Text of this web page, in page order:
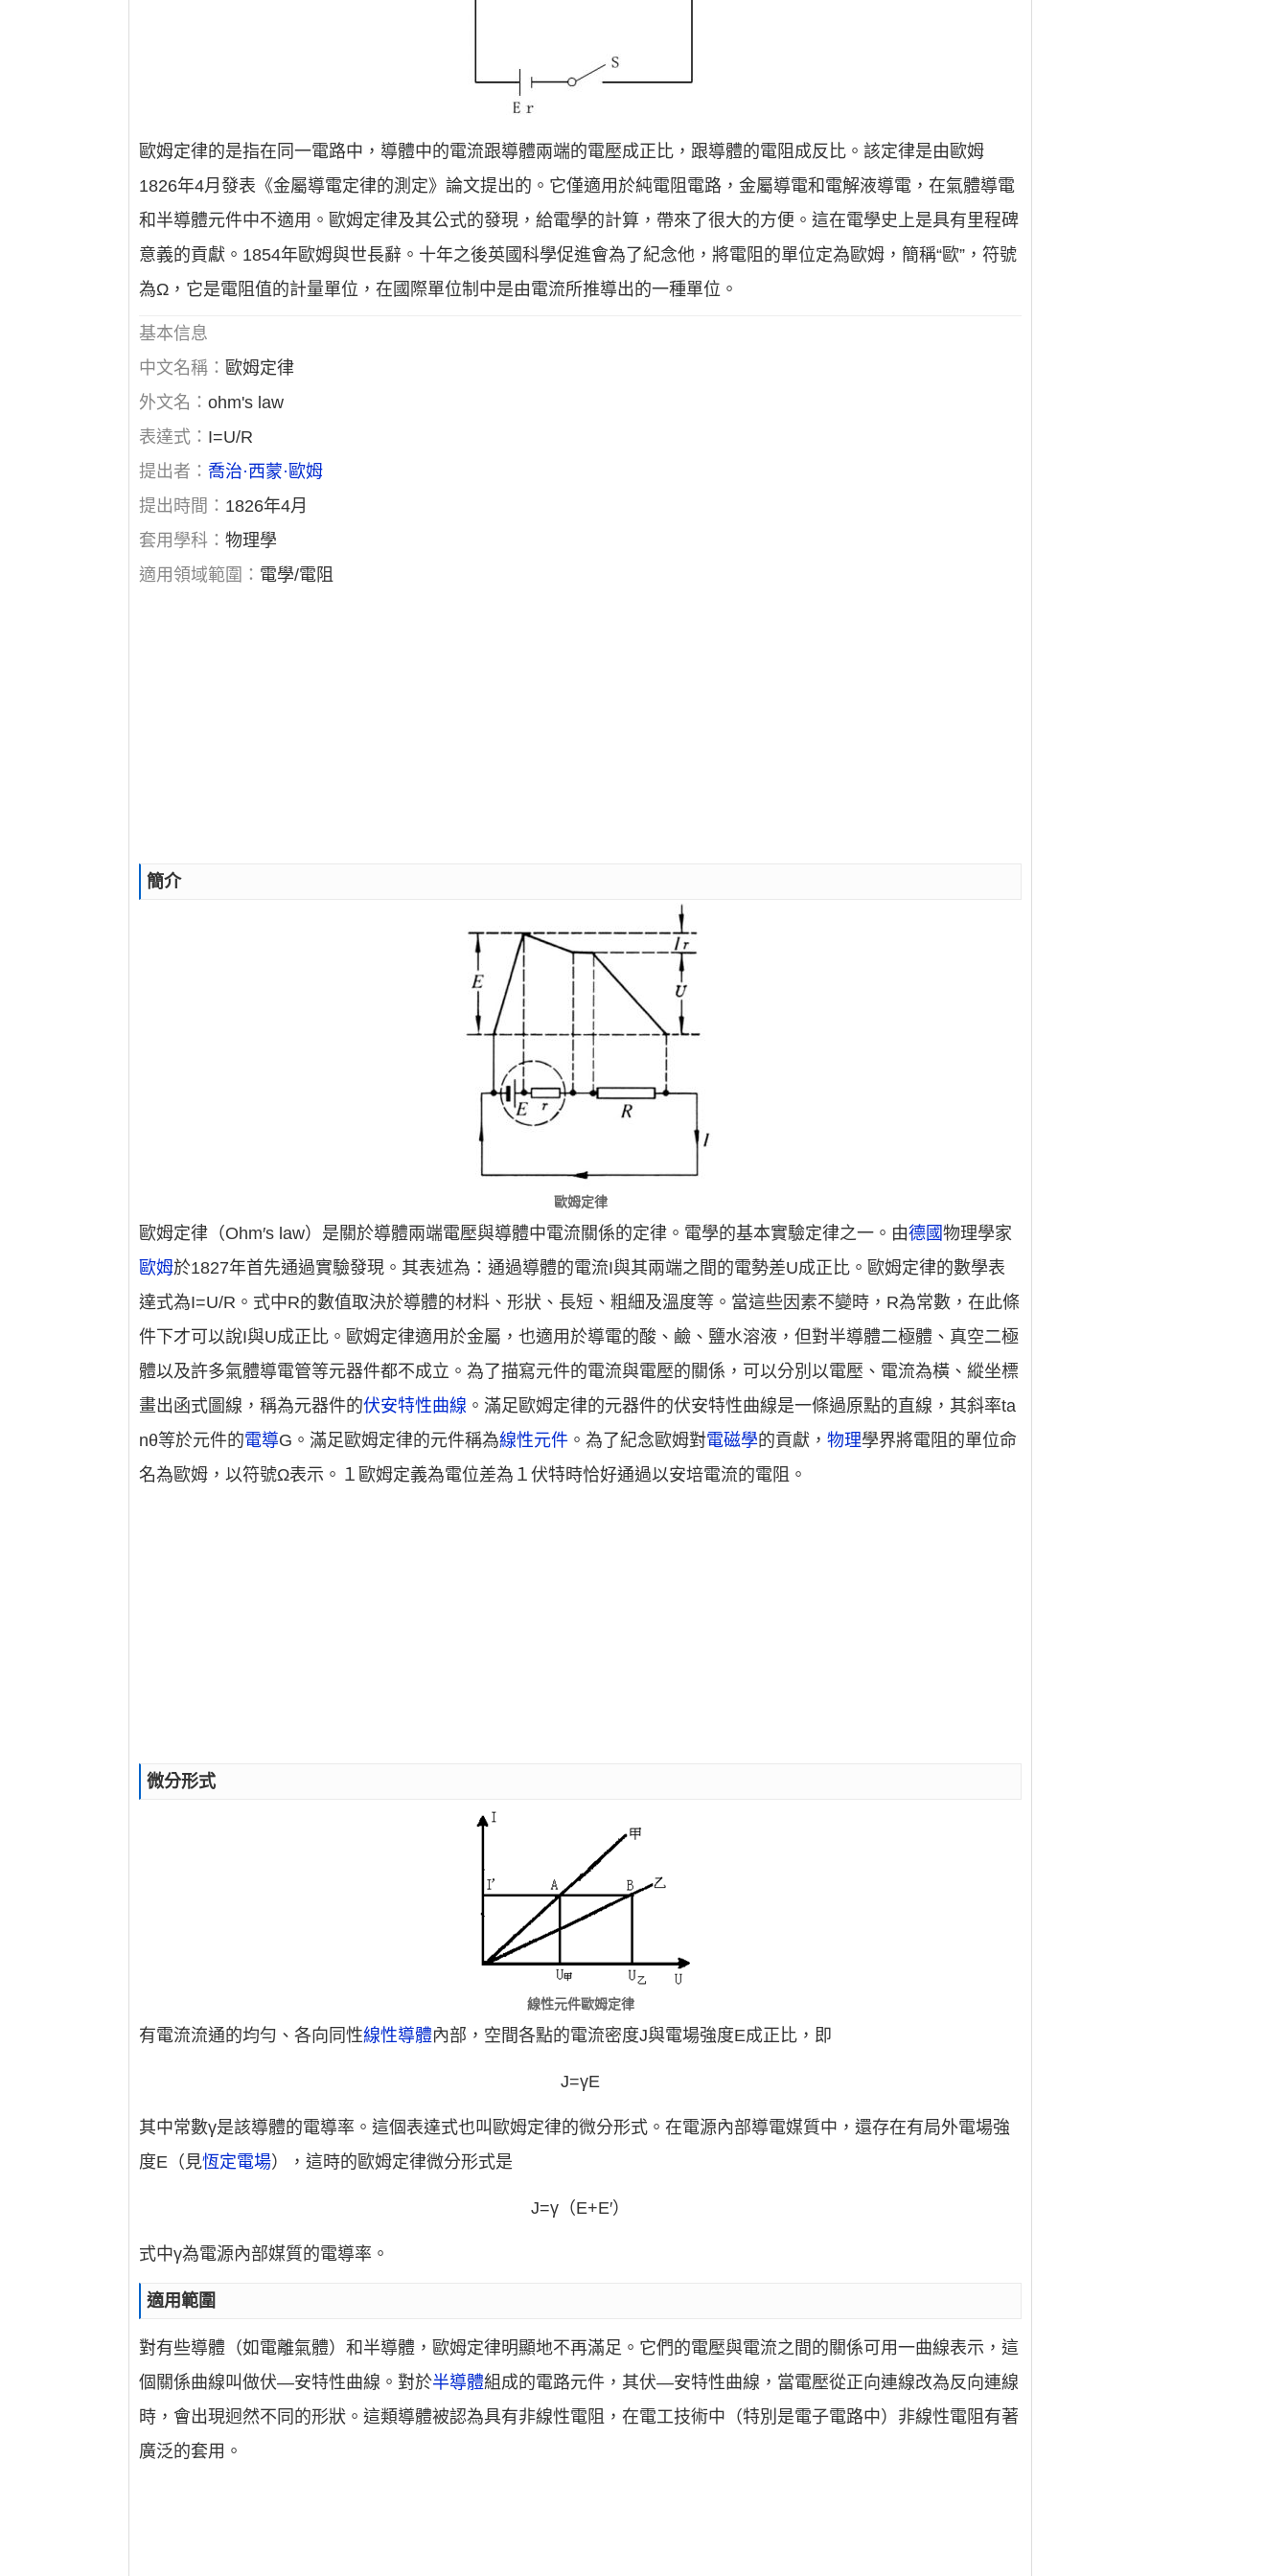
歐姆定律的是指在同一電路中，導體中的電流跟導體兩端的電壓成正比，跟導體的電阻成反比。該定律是由歐姆
1826年4月發表《金屬導電定律的測定》論文提出的。它僅適用於純電阻電路，金屬導電和電解液導電，在氣體導電
和半導體元件中不適用。歐姆定律及其公式的發現，給電學的計算，帶來了很大的方便。這在電學史上是具有里程碑
意義的貢獻。1854年歐姆與世長辭。十年之後英國科學促進會為了紀念他，將電阻的單位定為歐姆，簡稱“歐”，符號
為Ω，它是電阻值的計量單位，在國際單位制中是由電流所推導出的一種單位。
基本信息
中文名稱： 歐姆定律
外文名：ohm's law
表達式： I=U/R
提出者： 喬治·西蒙·歐姆
提出時間： 1826年4月
套用學科：物理學
適用領域範圍： 電學/電阻
簡介
歐姆定律
歐姆定律（Ohm′s law）是關於導體兩端電壓與導體中電流關係的定律。電學的基本實驗定律之一。由德國物理學家
歐姆於1827年首先通過實驗發現。其表述為：通過導體的電流I與其兩端之間的電勢差U成正比。歐姆定律的數學表
達式為I=U/R。式中R的數值取決於導體的材料、形狀、長短、粗細及溫度等。當這些因素不變時，R為常數，在此條
件下才可以說I與U成正比。歐姆定律適用於金屬，也適用於導電的酸、鹼、鹽水溶液，但對半導體二極體、真空二極
體以及許多氣體導電管等元器件都不成立。為了描寫元件的電流與電壓的關係，可以分別以電壓、電流為橫、縱坐標
畫出函式圖線，稱為元器件的伏安特性曲線 。滿足歐姆定律的元器件的伏安特性曲線是一條過原點的直線，其斜率ta
nθ等於元件的電導G。滿足歐姆定律的元件稱為線性元件 。為了紀念歐姆對電磁學的貢獻，物理學界將電阻的單位命
名為歐姆，以符號Ω表示。１歐姆定義為電位差為１伏特時恰好通過以安培電流的電阻。
微分形式
線性元件歐姆定律
有電流流通的均勻、各向同性線性導體內部，空間各點的電流密度J與電場強度E成正比，即
J=γE
其中常數γ是該導體的電導率。這個表達式也叫歐姆定律的微分形式。在電源內部導電媒質中，還存在有局外電場強
度E（見恆定電場），這時的歐姆定律微分形式是
J=γ（E+E′）
式中γ為電源內部媒質的電導率。
適用範圍
對有些導體（如電離氣體）和半導體，歐姆定律明顯地不再滿足。它們的電壓與電流之間的關係可用一曲線表示，這
個關係曲線叫做伏—安特性曲線。對於半導體組成的電路元件，其伏—安特性曲線，當電壓從正向連線改為反向連線
時，會出現迥然不同的形狀。這類導體被認為具有非線性電阻，在電工技術中（特別是電子電路中）非線性電阻有著
廣泛的套用。